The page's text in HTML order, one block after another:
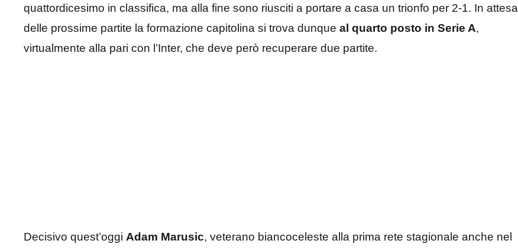
quattordicesimo in classifica, ma alla fine sono riusciti a portare a casa un trionfo per 2-1. In attesa
delle prossime partite la formazione capitolina si trova dunque al quarto posto in Serie A,
virtualmente alla pari con l’Inter, che deve però recuperare due partite.
Decisivo quest’oggi Adam Marusic, veterano biancoceleste alla prima rete stagionale anche nel